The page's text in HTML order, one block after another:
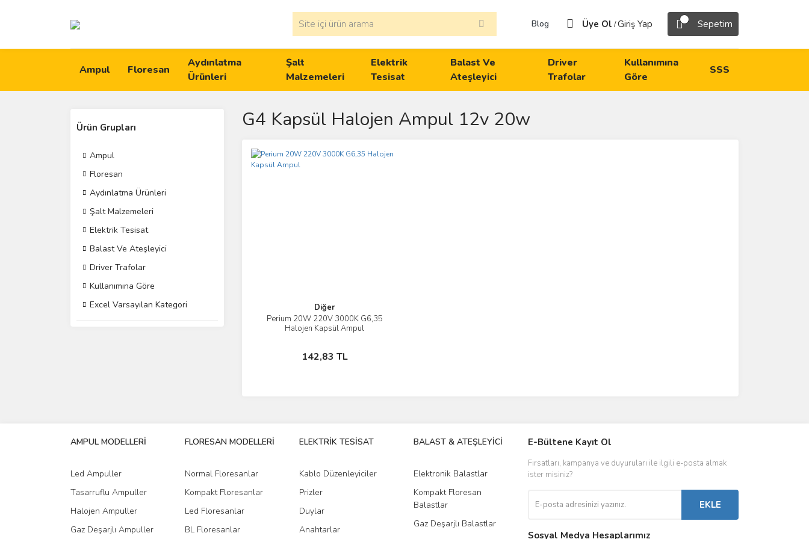
Blog Üye Ol /Giriş Yap Sepetim
Ampul Floresan
Aydınlatma
Ürünleri
Şalt
Malzemeleri
Elektrik
Tesisat
Balast Ve
Ateşleyici
Driver
Trafolar
Kullanımına
Göre
SSS
Ürün Grupları
Ampul
Floresan
Aydınlatma Ürünleri
Şalt Malzemeleri
Elektrik Tesisat
Balast Ve Ateşleyici
Driver Trafolar
Kullanımına Göre
Excel Varsayılan Kategori
G4 Kapsül Halojen Ampul 12v 20w
Diğer
Perium 20W 220V 3000K G6,35
Halojen Kapsül Ampul
142,83 TL
İncele
Sepete Ekle
AMPUL MODELLERİ
Led Ampuller
Tasarruflu Ampuller
Halojen Ampuller
Gaz Deşarjlı Ampuller
FLORESAN MODELLERİ
Normal Floresanlar
Kompakt Floresanlar
Led Floresanlar
BL Floresanlar
ELEKTRİK TESİSAT
Kablo Düzenleyiciler
Prizler
Duylar
Anahtarlar
BALAST & ATEŞLEYİCİ
Elektronik Balastlar
Kompakt Floresan
Balastlar
Gaz Deşarjlı Balastlar
DRIVER & TRAFO
Led Driverlar
Kontaktörler
Sigorta & Otomatlar
E-Bültene Kayıt Ol
Fırsatları, kampanya ve duyuruları ile ilgili e-posta almak
ister misiniz?
EKLE
Sosyal Medya Hesaplarımız